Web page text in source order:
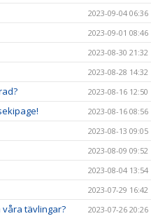
2023-09-04 06:36
2023-09-01 08:46
2023-08-30 21:32
2023-08-28 14:32
2023-08-16 12:50
2023-08-16 08:56
2023-08-13 09:05
2023-08-09 09:52
2023-08-04 13:54
2023-07-29 16:42
tävlingar? 2023-07-26 20:26